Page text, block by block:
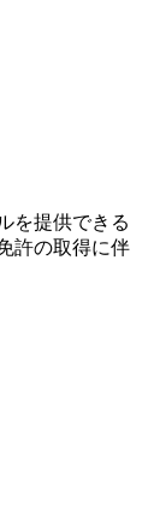
を提供できる
許の取得に伴